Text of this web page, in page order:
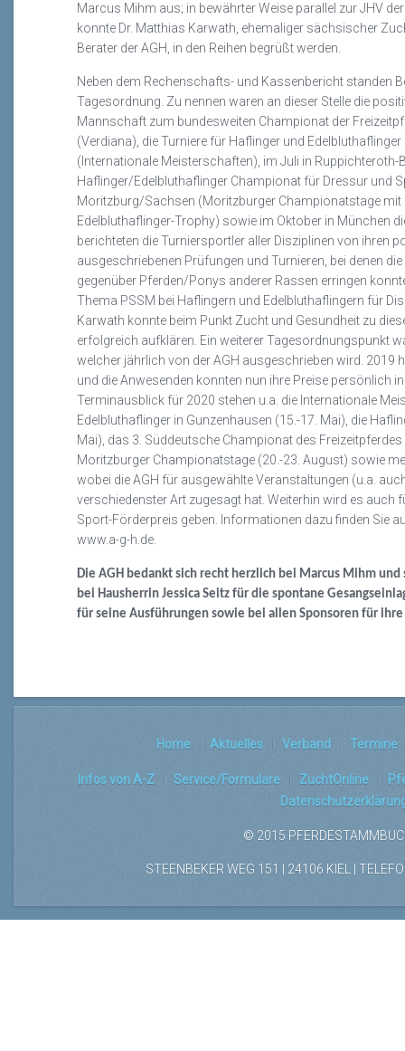
Marcus Mihm aus; in bewährter Weise parallel zur JHV
konnte Dr. Matthias Karwath, ehemaliger sächsischer
Berater der AGH, in den Reihen begrüßt werden.
Neben dem Rechenschafts- und Kassenbericht standen
Tagesordnung. Zu nennen waren an dieser Stelle die
Mannschaft zum bundesweiten Championat der
(Verdiana), die Turniere für Haflinger und
(Internationale Meisterschaften), im Juli in Ruppichteroth-
Haflinger/Edelbluthaflinger Championat für Dressur und
Moritzburg/Sachsen (Moritzburger Championatstage
Edelbluthaflinger-Trophy) sowie im Oktober in München
berichteten die Turniersportler aller Disziplinen von ihren
ausgeschriebenen Prüfungen und Turnieren, bei denen
gegenüber Pferden/Ponys anderer Rassen erringen
Thema PSSM bei Haflingern und Edelbluthaflingern für
Karwath konnte beim Punkt Zucht und Gesundheit zu
erfolgreich aufklären. Ein weiterer Tagesordnungspunkt
welcher jährlich von der AGH ausgeschrieben wird. 2019
und die Anwesenden konnten nun ihre Preise persönlich
Terminausblick für 2020 stehen u.a. die Internationale
Edelbluthaflinger in Gunzenhausen (15.-17. Mai), die
Mai), das 3. Süddeutsche Championat des
Moritzburger Championatstage (20.-23. August) sowie
wobei die AGH für ausgewählte Veranstaltungen (u.a.
verschiedenster Art zugesagt hat. Weiterhin wird es auch
Sport-Förderpreis geben. Informationen dazu finden Sie
www.a-g-h.de.
Die AGH bedankt sich recht herzlich bei Marcus Mihm und
bei Hausherrin Jessica Seitz für die spontane
für seine Ausführungen sowie bei allen Sponsoren für ihre
Home Aktuelles Verband Termine
Infos von A-Z Service/Formulare ZuchtOnline
© 2015
STEENBEKER WEG 151 | 24106 KIEL |